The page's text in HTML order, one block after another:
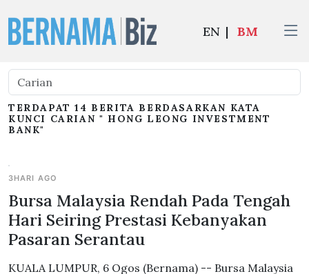
EN | BM
TERDAPAT 14 BERITA BERDASARKAN KATA
KUNCI CARIAN " HONG LEONG INVESTMENT
BANK"
3HARI AGO
Bursa Malaysia Rendah Pada Tengah
Hari Seiring Prestasi Kebanyakan
Pasaran Serantau
KUALA LUMPUR, 6 Ogos (Bernama) -- Bursa Malaysia